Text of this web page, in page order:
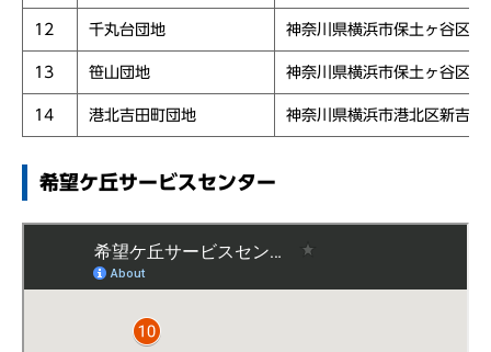
12 千丸台団地 神奈川県横浜市保土ヶ谷区新
13 笹山団地 神奈川県横浜市保土ヶ谷区上
14 港北吉田町団地 神奈川県横浜市港北区新吉田
希望ケ丘サービスセンター